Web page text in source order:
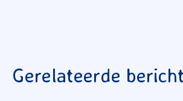
Gerelateerde